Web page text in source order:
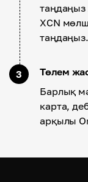
таңдаңыз
XCN
таңдаңыз.
3
Төлем
Барлық
карта,
арқылы